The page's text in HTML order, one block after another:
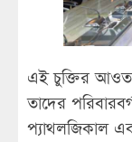
এই চুক্তির
তাদের
প্যাথলজিকাল